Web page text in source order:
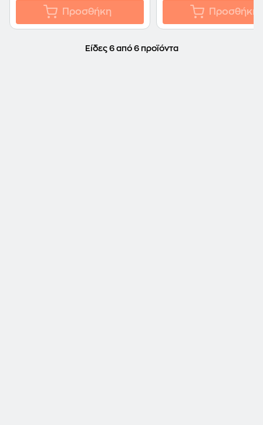
Προσθήκη Προσθήκη
Είδες 6 από 6 προϊόντα